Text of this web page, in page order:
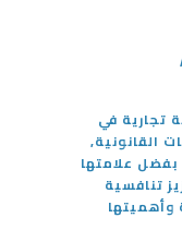
تجارية في
القانونية,
بفضل علامتها
تنافسية
وأهميتها